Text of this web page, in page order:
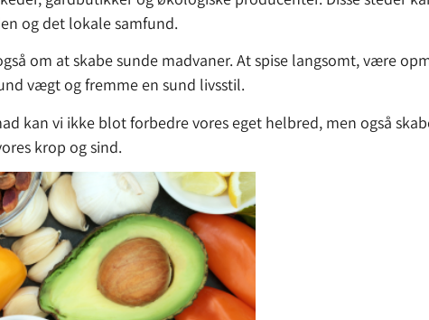
og det lokale samfund.
om at skabe sunde madvaner. At spise langsomt, være
vægt og fremme en sund livsstil.
kan vi ikke blot forbedre vores eget helbred, men også
krop og sind.